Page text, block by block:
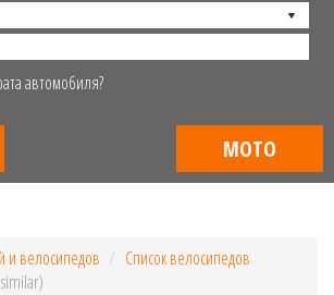
автомобиля?
МОТО
и велосипедов
Список велосипедов